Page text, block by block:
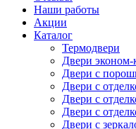
Наши работы
Акции
Каталог
Термодвери
Двери эконом-
Двери с
Двери с
Двери с
Двери с
Двери с